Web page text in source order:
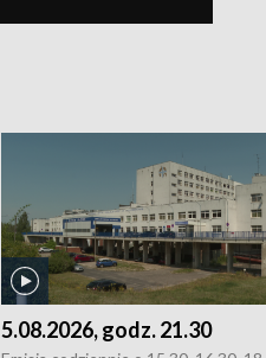
5.08.2026, godz. 21.30